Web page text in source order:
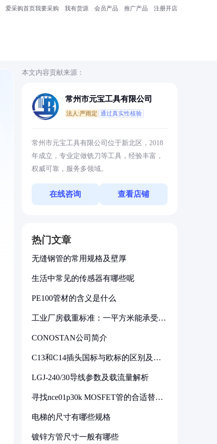
爱采购首页我要采购 我有货源 会员产品 推广产品 注册开店
本文内容贡献来源：
常州市元宝工具有限公司
法人:严雨定 通过真实性核验
常州市元宝工具有限公司位于新北区，2018
年成立，专业定做铣刀等工具，经验丰富，
权威可靠，服务多领域。
在线咨询 查看店铺
热门文章
无缝钢管的常用规格及壁厚
生活中常见的传感器有哪些呢
PE100管材的含义是什么
工业厂房载重标准：一平方米能承受多
CONOSTAN公司简介
C13和C14插头国标与欧标的区别及其
LGJ-240/30导线参数及载流量解析
寻找nce01p30k MOSFET管的合适替代
电梯的尺寸有哪些规格
镀锌方管尺寸一般有哪些